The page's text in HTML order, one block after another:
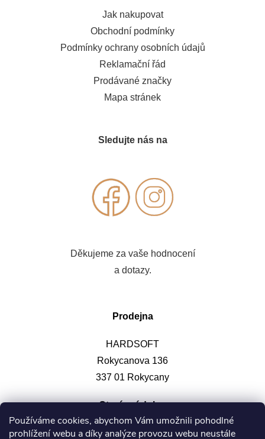
Používáme cookies, abychom Vám umožnili pohodlné
prohlížení webu a díky analýze provozu webu neustále
Jak nakupovat
Obchodní podmínky
Podmínky ochrany osobních údajů
Reklamační řád
Prodávané značky
Mapa stránek
Sledujte nás na
Děkujeme za vaše hodnocení
a dotazy.
Prodejna
HARDSOFT
Rokycanova 136
337 01 Rokycany
Otevírací doba: